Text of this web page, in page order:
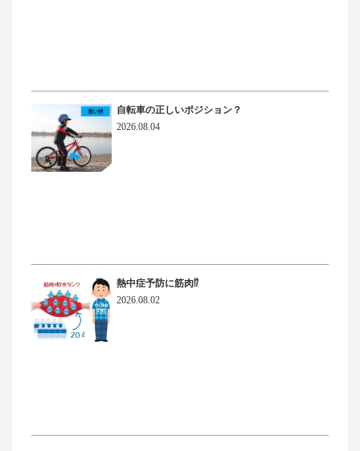
自転車の正しいポジション？
2026.08.04
熱中症予防に筋肉⁉
2026.08.02